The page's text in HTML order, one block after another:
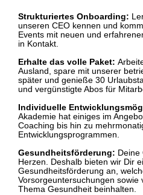
Strukturiertes Onboarding:
unseren CEO kennen und
Events mit neuen und
in Kontakt​​.
Erhalte das volle Paket:
Ausland, spare mit unserer
später und genieße 30
und vergünstigte Abos für
Individuelle
Akademie hat einiges im
Coaching bis hin zu
Entwicklungsprogrammen​​.
Gesundheitsförderung: Deine
Herzen. Deshalb bieten wir Dir
Gesundheitsförderung an,
Vorsorgeuntersuchungen sowie
Thema Gesundheit beinhalten​​.